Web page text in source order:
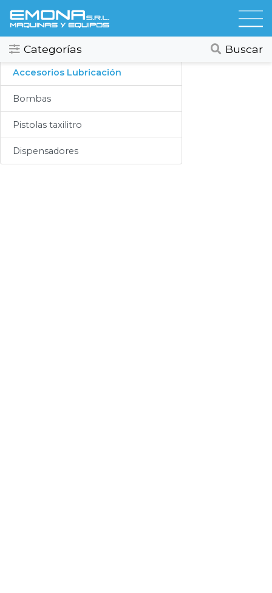
Categorías Buscar
Categorias
Todos
Compresores
Secadores
Hidrolavadoras
Lubricación
Lubricación
Ver todos
Accesorios Lubricación
Bombas
Pistolas taxilitro
Dispensadores